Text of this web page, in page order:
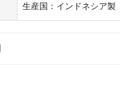
生産国：インドネシア製